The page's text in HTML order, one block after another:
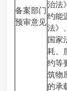
备案部门
预审意见
治法
约能
法》
国家
耗、
约等
筑物
的承